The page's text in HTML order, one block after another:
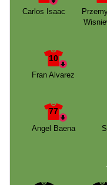
Carlos Isaac
10
Fran Alvarez
77
Angel Baena